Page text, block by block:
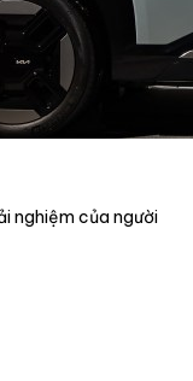
nghiệm của người